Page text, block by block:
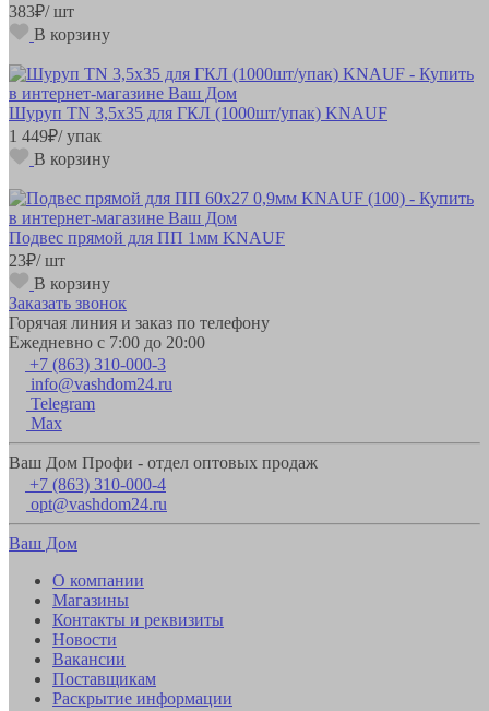
383₽/ шт
В корзину
Шуруп TN 3,5х35 для ГКЛ (1000шт/упак) KNAUF
1 449₽/ упак
В корзину
Подвес прямой для ПП 1мм KNAUF
23₽/ шт
В корзину
Заказать звонок
Горячая линия и заказ по телефону
Ежедневно с 7:00 до 20:00
+7 (863) 310-000-3
info@vashdom24.ru
Telegram
Max
Ваш Дом Профи - отдел оптовых продаж
+7 (863) 310-000-4
opt@vashdom24.ru
Ваш Дом
О компании
Магазины
Контакты и реквизиты
Новости
Вакансии
Поставщикам
Раскрытие информации